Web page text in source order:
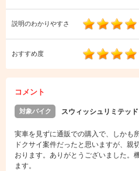
説明のわかりやすさ
おすすめ度
コメント
対象バイク スウィッシュリミテッド
実車を見ずに通販での購入で、しかも
ドクサイ案件だったと思いますが、親
おります。ありがとうございました。
ます。